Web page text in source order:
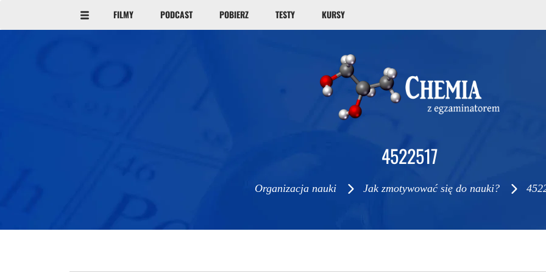
FILMY PODCAST POBIERZ TESTY KURSY
4522517
Organizacja nauki Jak zmotywować się do nauki?